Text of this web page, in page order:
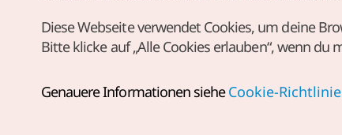
Diese Webseite verwendet Cookies, um deine
Bitte klicke auf „Alle Cookies erlauben“, wenn
Genauere Informationen sieheCookie-Richtlinie